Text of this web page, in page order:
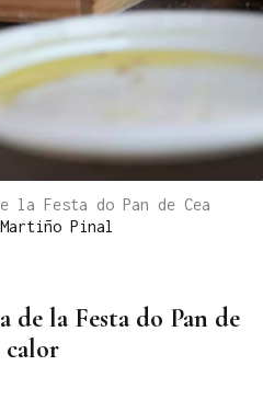
Festa do Pan de Cea
Martiño Pinal
de la Festa do Pan de
calor